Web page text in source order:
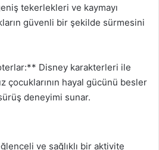
tekerlekleri ve kaymayı
güvenli bir şekilde sürmesini
Disney karakterleri ile
çocuklarının hayal gücünü besler
deneyimi sunar.
ve sağlıklı bir aktivite